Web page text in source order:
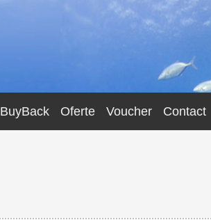
BuyBack Oferte Voucher Contact